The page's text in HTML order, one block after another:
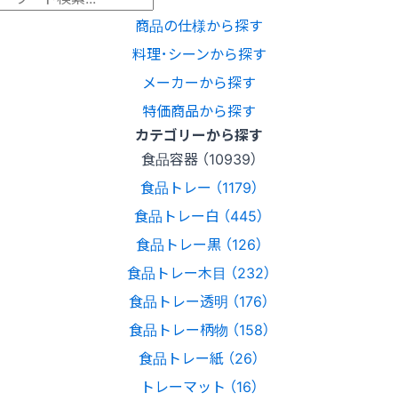
商品の仕様から探す
料理･シーンから探す
メーカーから探す
特価商品から探す
カテゴリーから探す
食品容器 （10939）
食品トレー （1179）
食品トレー白 （445）
食品トレー黒 （126）
食品トレー木目 （232）
食品トレー透明 （176）
食品トレー柄物 （158）
食品トレー紙 （26）
トレーマット （16）